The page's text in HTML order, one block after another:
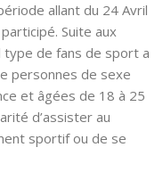
allant du 24 Avril
Suite aux
de fans de sport a
personnes de sexe
et âgées de 18 à 25
d’assister au
sportif ou de se